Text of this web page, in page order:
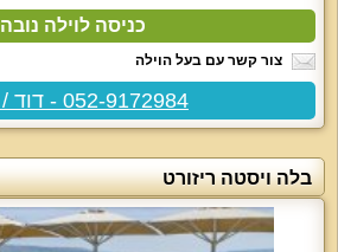
כניסה לוילה נובה
צור קשר עם בעל הוילה
052-9172984 - דוד / מוטי
בלה ויסטה ריזורט